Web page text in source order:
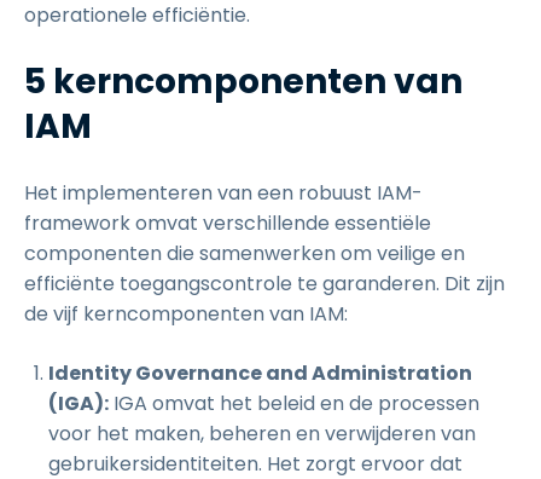
operationele efficiëntie.
5 kerncomponenten van
IAM
Het implementeren van een robuust IAM-
framework omvat verschillende essentiële
componenten die samenwerken om veilige en
efficiënte toegangscontrole te garanderen. Dit zijn
de vijf kerncomponenten van IAM:
Identity Governance and Administration
(IGA): IGA omvat het beleid en de processen
voor het maken, beheren en verwijderen van
gebruikersidentiteiten. Het zorgt ervoor dat